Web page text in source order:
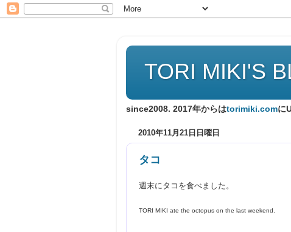
TORI MIKI'S
since2008. 2017年からはtorimiki.comに
2010年11月21日日曜日
タコ
週末にタコを食べました。
TORI MIKI ate the octopus on the last weekend.